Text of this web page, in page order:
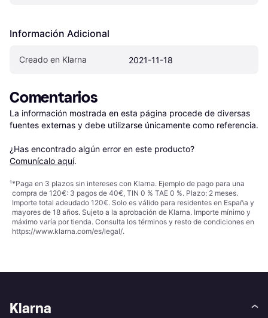
Información Adicional
Creado en Klarna 2021-11-18
Comentarios
La información mostrada en esta página procede de diversas
fuentes externas y debe utilizarse únicamente como referencia.
¿Has encontrado algún error en este producto?
Comunícalo aquí.
¹*Paga en 3 plazos sin intereses con Klarna. Ejemplo de pago para una
compra de 120€: 3 pagos de 40€, TIN 0 % TAE 0 %. Plazo: 2 meses.
Importe total adeudado 120€. Solo es válido para residentes en España y
mayores de 18 años. Sujeto a la aprobación de Klarna. Importe mínimo y
máximo varía por tienda. Consulta los términos y resto de condiciones en
https://www.klarna.com/es/legal/.
Klarna